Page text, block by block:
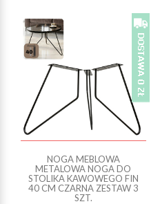
NOGA MEBLOWA
METALOWA NOGA DO
STOLIKA KAWOWEGO FIN
40 CM CZARNA ZESTAW 3
SZT.